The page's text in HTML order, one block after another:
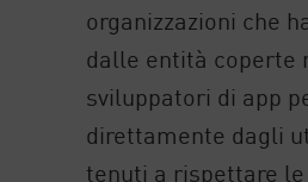
organizzazioni che
dalle entità coperte
sviluppatori di app
direttamente dagli
tenuti a rispettare le